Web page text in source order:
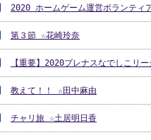
2020 ホームゲーム運営ボランティ
第３節 ☆花崎玲奈
【重要】2020プレナスなでしこリ
教えて！！ ☆田中麻由
チャリ旅 ☆土居明日香